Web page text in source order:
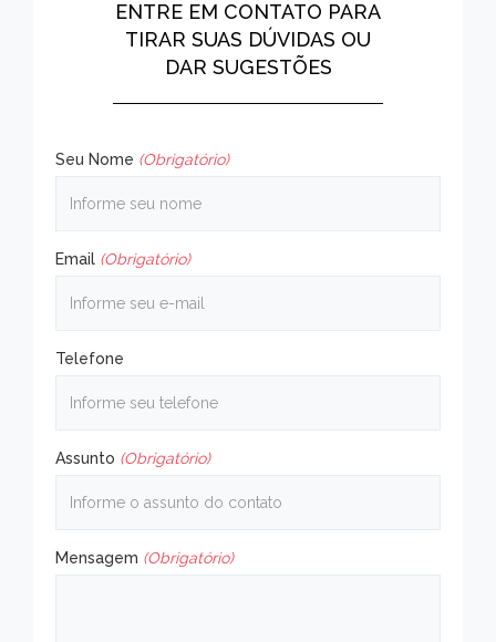
ENTRE EM CONTATO PARA
TIRAR SUAS DÚVIDAS OU
DAR SUGESTÕES
Seu Nome (Obrigatório)
Email (Obrigatório)
Telefone
Assunto (Obrigatório)
Mensagem (Obrigatório)